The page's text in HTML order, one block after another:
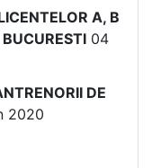
A, B
04
DE
2020